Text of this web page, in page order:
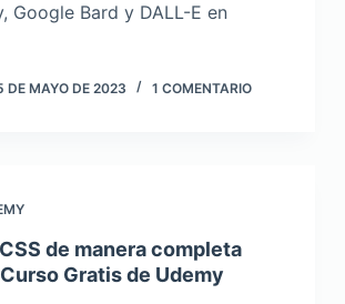
Google Bard y DALL-E en
DE MAYO DE 2023 1 COMENTARIO
de manera completa
Gratis de Udemy